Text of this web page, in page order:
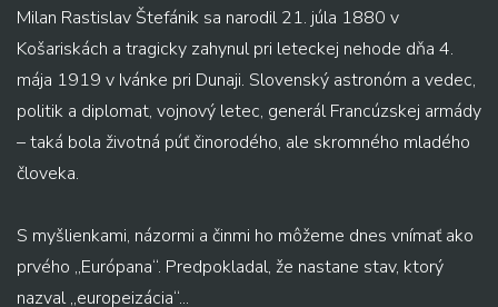
Milan Rastislav Štefánik sa narodil 21. júla 1880 v
Košariskách a tragicky zahynul pri leteckej nehode dňa 4.
mája 1919 v Ivánke pri Dunaji. Slovenský astronóm a vedec,
politik a diplomat, vojnový letec, generál Francúzskej armády
– taká bola životná púť činorodého, ale skromného mladého
človeka.
S myšlienkami, názormi a činmi ho môžeme dnes vnímať ako
prvého „Európana“. Predpokladal, že nastane stav, ktorý
nazval „europeizácia“...